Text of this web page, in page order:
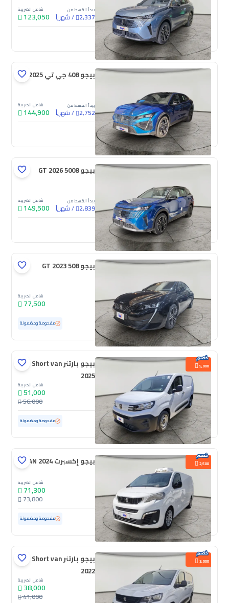
يبدأ القسط من
2,337
/شهرياً
شامل الضريبة
123,050
جديدة
بيجو 408 جي تي 2025
يبدأ القسط من
2,752
/شهرياً
شامل الضريبة
144,900
جديدة
بيجو 5008 GT 2026
يبدأ القسط من
2,839
/شهرياً
شامل الضريبة
149,500
جديدة
بيجو 508 GT 2023
شامل الضريبة
77,500
مستعملة 50,151 كم مفحوصة ومضمونة
5,000
بيجو بارتنر Short van
2025
شامل الضريبة
51,000
56,000
مستعملة 6,293 كم ممشى قليل مفحوصة ومضمونة
2,500 بيجو إكسبرت VAN 2024
شامل الضريبة
71,300
73,800
مستعملة 108,439 كم مفحوصة ومضمونة
3,000
بيجو بارتنر Short van
2022
شامل الضريبة
38,000
41,000